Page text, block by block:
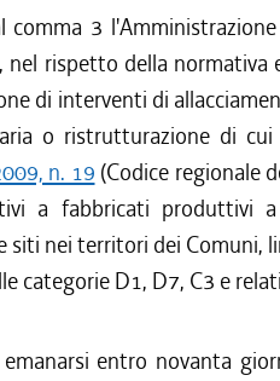
3
nel rispetto della
di interventi di
o ristrutturazione di cui
n. 19 (Codice regionale
a fabbricati produttivi
siti nei territori dei Comuni,
categorie D1, D7, C3 e
entro novanta